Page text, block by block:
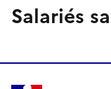
Salariés